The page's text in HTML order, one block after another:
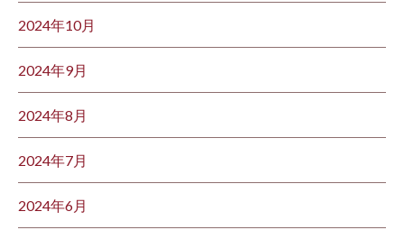
2024年10月
2024年9月
2024年8月
2024年7月
2024年6月